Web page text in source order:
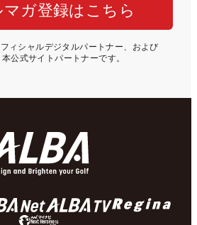
マガ登録はこちら
ィシャルデジタルパートナー、および
本公式サイトパートナーです。